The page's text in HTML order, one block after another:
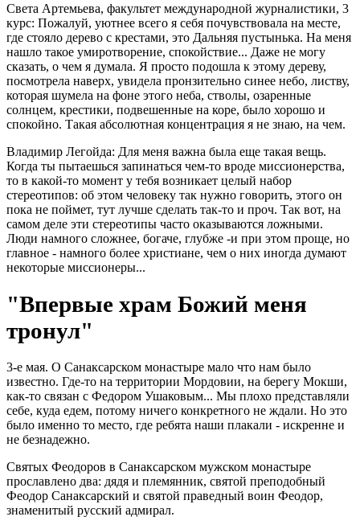
Света Артемьева, факультет международной журналистики, 3
курс: Пожалуй, уютнее всего я себя почувствовала на месте,
где стояло дерево с крестами, это Дальняя пустынька. На меня
нашло такое умиротворение, спокойствие... Даже не могу
сказать, о чем я думала. Я просто подошла к этому дереву,
посмотрела наверх, увидела пронзительно синее небо, листву,
которая шумела на фоне этого неба, стволы, озаренные
солнцем, крестики, подвешенные на коре, было хорошо и
спокойно. Такая абсолютная концентрация я не знаю, на чем.
Владимир Легойда: Для меня важна была еще такая вещь.
Когда ты пытаешься запинаться чем-то вроде миссионерства,
то в какой-то момент у тебя возникает целый набор
стереотипов: об этом человеку так нужно говорить, этого он
пока не поймет, тут лучше сделать так-то и проч. Так вот, на
самом деле эти стереотипы часто оказываются ложными.
Люди намного сложнее, богаче, глубже -и при этом проще, но
главное - намного более христиане, чем о них иногда думают
некоторые миссионеры...
"Впервые храм Божий меня
тронул"
3-е мая. О Санаксарском монастыре мало что нам было
известно. Где-то на территории Мордовии, на берегу Мокши,
как-то связан с Федором Ушаковым... Мы плохо представляли
себе, куда едем, потому ничего конкретного не ждали. Но это
было именно то место, где ребята наши плакали - искренне и
не безнадежно.
Святых Феодоров в Санаксарском мужском монастыре
прославлено два: дядя и племянник, святой преподобный
Феодор Санаксарский и святой праведный воин Феодор,
знаменитый русский адмирал.